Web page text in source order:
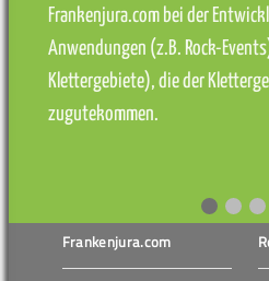
Frankenjura.com bei der
Anwendungen (z.B. Rock-
Klettergebiete), die der
zugutekommen.
Frankenjura.com